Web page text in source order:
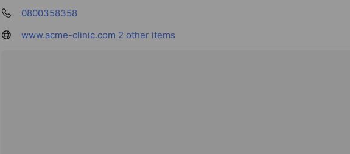
0800358358
www.acme-clinic.com 2 other items